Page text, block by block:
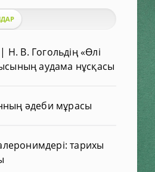
Н. В. Гогольдің «Өлі
аудама нұсқасы
әдеби мұрасы
тарихы